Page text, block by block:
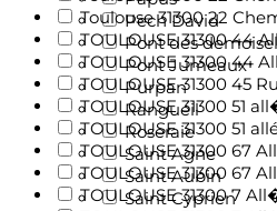
Pech David
Pont des
Pont Jumeaux
Purpan
Rangueil
Roseraie
Saint Agne
Saint Aubin
Saint Cyprien
Toulouse 31300 22
TOULOUSE 31300 44
TOULOUSE 31300 44
TOULOUSE 31300 45
TOULOUSE 31300 51
TOULOUSE 31300 51
TOULOUSE 31300 67
TOULOUSE 31300 67
TOULOUSE 31300 7